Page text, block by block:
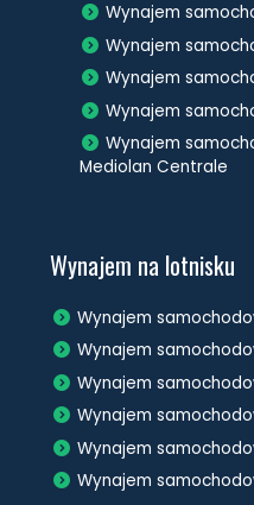
Wynajem
Wynajem
Wynajem
Wynajem
Wynajem
Mediolan Centrale
Wynajem na lotnisku
Wynajem
Wynajem
Wynajem
Wynajem
Wynajem
Wynajem